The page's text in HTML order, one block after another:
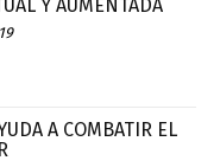
Y AUMENTADA
A COMBATIR EL